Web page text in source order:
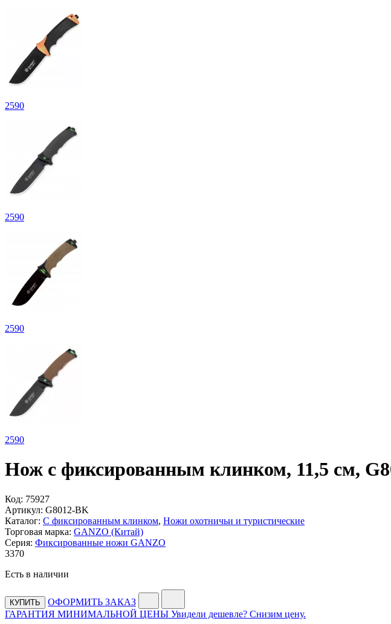
2590
2590
2590
2590
Нож с фиксированным клинком, 11,5 см,
Код: 75927
Артикул: G8012-BK
Каталог: С фиксированным клинком, Ножи охотничьи и туристические
Торговая марка: GANZO (Китай)
Серия: Фиксированные ножи GANZO
3370
Есть в наличии
КУПИТЬ
ОФОРМИТЬ ЗАКАЗ
ГАРАНТИЯ МИНИМАЛЬНОЙ ЦЕНЫ Увидели дешевле? Снизим цену.